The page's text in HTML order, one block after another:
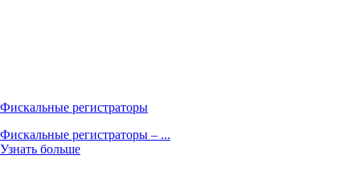
Фискальные регистраторы
Фискальные регистраторы – ...
Узнать больше